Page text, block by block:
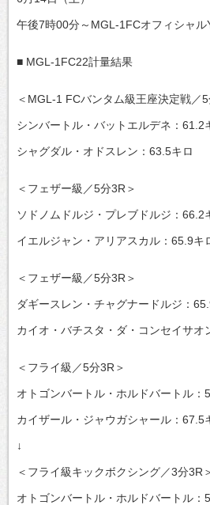
午後7時00分～MGL-1FCオフィシャ
■ MGL-1FC22計量結果
＜MGL-1 FCバンタム級王座決定戦／5
シンバートル・バットエルデネ：61.2
シャグダル・オドスレン：63.5キロ
＜フェザー級／5分3R＞
ソドノムドルジ・プレブドルジ：66.2
イエルジャン・アリアスカル：65.9キ
＜フェザー級／5分3R＞
ダギースレン・チャグナードルジ：
カイオ・バチスタ・ダ・コンセイサオ
＜フライ級／5分3R＞
オトゴンバートル・ホルドバートル：
カイザール・ジャウガシャール：67.5
↓
＜フライ級キックボクシング／3分3R
オトゴンバートル・ホルドバートル：